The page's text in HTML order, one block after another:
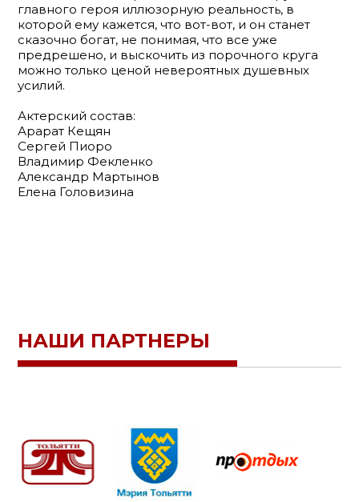
главного героя иллюзорную реальность, в
которой ему кажется, что вот-вот, и он станет
сказочно богат, не понимая, что все уже
предрешено, и выскочить из порочного круга
можно только ценой невероятных душевных
усилий.
Актерский состав:
Арарат Кещян
Сергей Пиоро
Владимир Фекленко
Александр Мартынов
Елена Головизина
НАШИ ПАРТНЕРЫ